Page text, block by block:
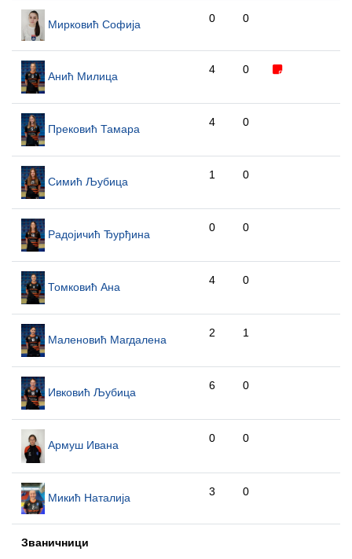
Мирковић Софија 0 0
Анић Милица
4 0
Прековић Тамара
4 0
Симић Љубица
1 0
Радојичић Ђурђина
0 0
Томковић Ана
4 0
Маленовић Магдалена
2 1
Ивковић Љубица
6 0
Армуш Ивана
0 0
Микић Наталија 3 0
Званичници